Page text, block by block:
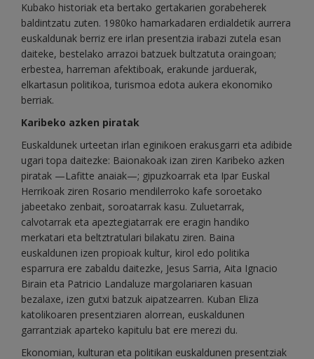
Kubako historiak eta bertako gertakarien gorabeherek
baldintzatu zuten. 1980ko hamarkadaren erdialdetik aurrera
euskaldunak berriz ere irlan presentzia irabazi zutela esan
daiteke, bestelako arrazoi batzuek bultzatuta oraingoan;
erbestea, harreman afektiboak, erakunde jarduerak,
elkartasun politikoa, turismoa edota aukera ekonomiko
berriak.
Karibeko azken piratak
Euskaldunek urteetan irlan eginikoen erakusgarri eta adibide
ugari topa daitezke: Baionakoak izan ziren Karibeko azken
piratak —Lafitte anaiak—; gipuzkoarrak eta Ipar Euskal
Herrikoak ziren Rosario mendilerroko kafe soroetako
jabeetako zenbait, soroatarrak kasu. Zuluetarrak,
calvotarrak eta apeztegiatarrak ere eragin handiko
merkatari eta beltztratulari bilakatu ziren. Baina
euskaldunen izen propioak kultur, kirol edo politika
esparrura ere zabaldu daitezke, Jesus Sarria, Aita Ignacio
Birain eta Patricio Landaluze margolariaren kasuan
bezalaxe, izen gutxi batzuk aipatzearren. Kuban Eliza
katolikoaren presentziaren alorrean, euskaldunen
garrantziak aparteko kapitulu bat ere merezi du.
Ekonomian, kulturan eta politikan euskaldunen presentziak